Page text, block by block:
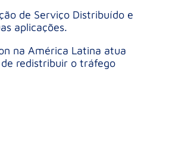
de Serviço Distribuído e
aplicações.
na América Latina atua
redistribuir o tráfego